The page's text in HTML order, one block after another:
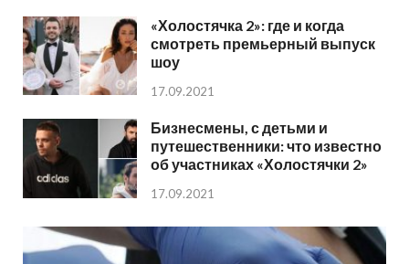
«Холостячка 2»: где и когда
смотреть премьерный выпуск
шоу
17.09.2021
Бизнесмены, с детьми и
путешественники: что известно
об участниках «Холостячки 2»
17.09.2021